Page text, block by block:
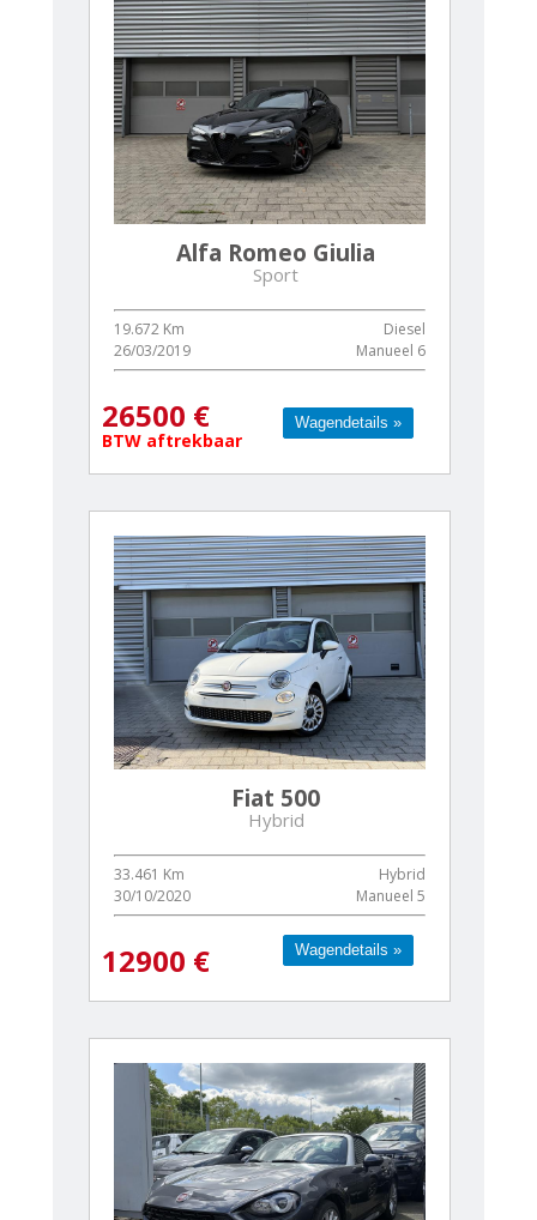
Wagendetails »
Alfa Romeo Giulia
Sport
19.672 Km
Diesel
26/03/2019
Manueel 6
26500 €
BTW aftrekbaar
Wagendetails »
Wagendetails »
Fiat 500
Hybrid
33.461 Km
Hybrid
30/10/2020
Manueel 5
12900 € Wagendetails »